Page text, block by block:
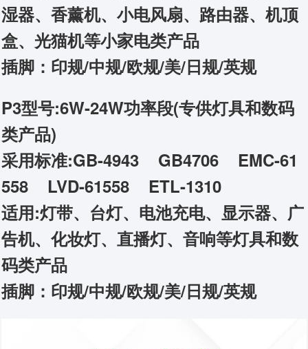
湿器、香薰机、小电风扇、路由器、机顶
盒、光猫机等小家电类产品
插脚：印规/中规/欧规/美/日规/英规
P3型号:6W-24W功率段(专供灯具和数码
类产品)
采用标准:GB-4943 GB4706 EMC-61
558 LVD-61558 ETL-1310
适用:灯带、台灯、电池充电、显示器、广
告机、化妆灯、直播灯、音响等灯具和数
码类产品
插脚：印规/中规/欧规/美/日规/英规